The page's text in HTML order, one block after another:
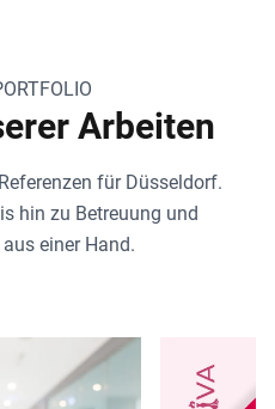
Arbeiten
für Düsseldorf.
hin zu Betreuung und
einer Hand.